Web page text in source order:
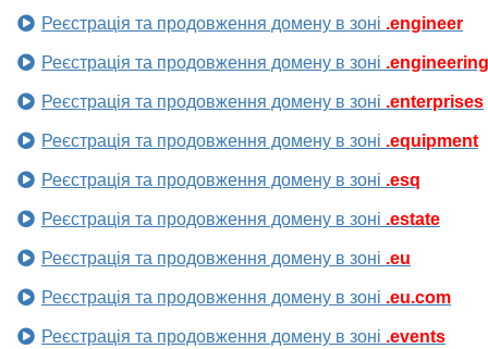
Реєстрація та продовження домену в зоні .engineer
Реєстрація та продовження домену в зоні .engineering
Реєстрація та продовження домену в зоні .enterprises
Реєстрація та продовження домену в зоні .equipment
Реєстрація та продовження домену в зоні .esq
Реєстрація та продовження домену в зоні .estate
Реєстрація та продовження домену в зоні .eu
Реєстрація та продовження домену в зоні .eu.com
Реєстрація та продовження домену в зоні .events